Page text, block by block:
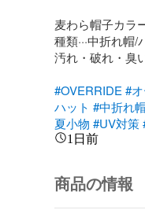
麦わら帽子カラ
種類···中折れ帽
汚れ・破れ・臭
#OVERRIDE #
ハット #中折れ
夏小物 #UV対策
1日前
商品の情報